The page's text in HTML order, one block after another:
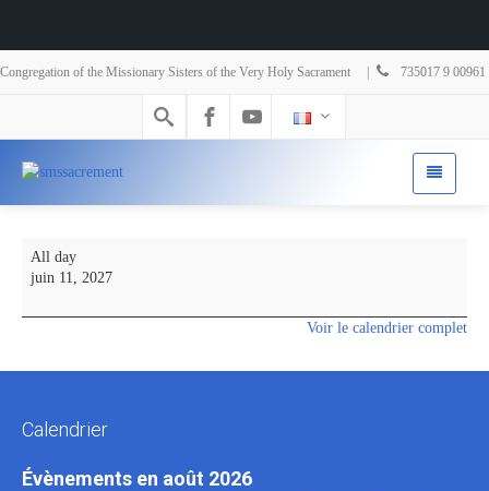
Congregation of the Missionary Sisters of the Very Holy Sacrament | 735017 9 00961
All day
juin 11, 2027
Voir le calendrier complet
Calendrier
Évènements en août 2026